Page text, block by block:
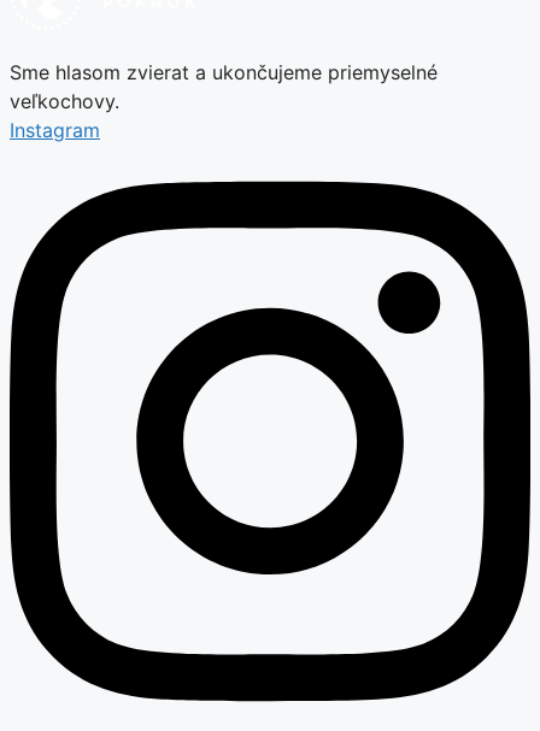
Sme hlasom zvierat a ukončujeme priemyselné
veľkochovy.
Instagram